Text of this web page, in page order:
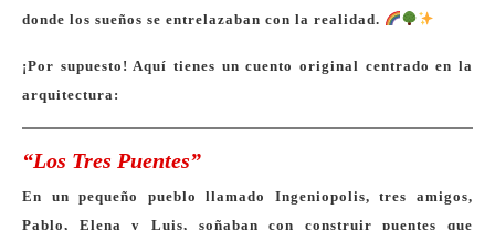
donde los sueños se entrelazaban con la realidad.
¡Por supuesto! Aquí tienes un cuento original centrado en la
arquitectura:
“Los Tres Puentes”
En un pequeño pueblo llamado Ingeniopolis, tres amigos,
Pablo, Elena y Luis, soñaban con construir puentes que